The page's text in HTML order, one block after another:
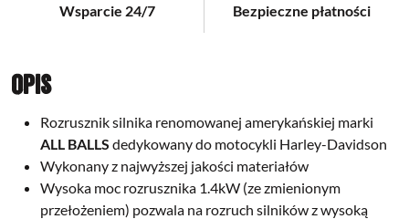
Wsparcie 24/7 Bezpieczne płatności
Opis
Rozrusznik silnika renomowanej amerykańskiej marki
ALL BALLS dedykowany do motocykli Harley-Davidson
Wykonany z najwyższej jakości materiałów
Wysoka moc rozrusznika 1.4kW (ze zmienionym
przełożeniem) pozwala na rozruch silników z wysoką